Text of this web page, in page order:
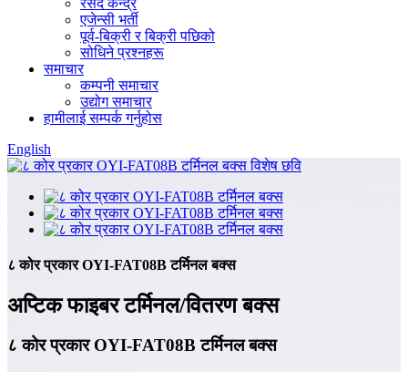
रसद केन्द्र
एजेन्सी भर्ती
पूर्व-बिक्री र बिक्री पछिको
सोधिने प्रश्नहरू
समाचार
कम्पनी समाचार
उद्योग समाचार
हामीलाई सम्पर्क गर्नुहोस
English
८ कोर प्रकार OYI-FAT08B टर्मिनल बक्स
अप्टिक फाइबर टर्मिनल/वितरण बक्स
८ कोर प्रकार OYI-FAT08B टर्मिनल बक्स